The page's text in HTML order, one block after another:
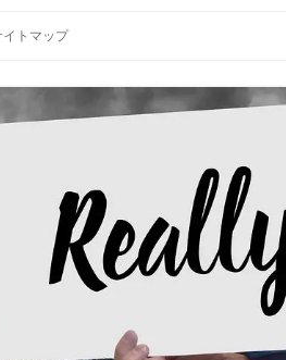
イトマップ